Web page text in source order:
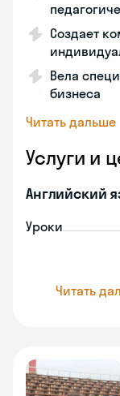
Создает
Вела
бизнеса
Читать дальше
Услуги и
Английский
Уроки
Читать